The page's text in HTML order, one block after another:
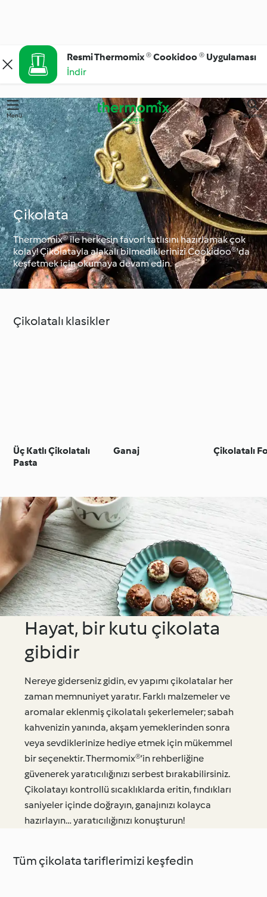
Resmi Thermomix ® Cookidoo ® Uygulaması
İndir
Menü Arama
Çikolata
Thermomix® ile herkesin favori tatlısını hazırlamak çok
kolay! Çikolatayla alakalı bilmediklerinizi Cookidoo®'da
keşfetmek için okumaya devam edin.
Çikolatalı klasikler
Üç Katlı Çikolatalı
Pasta
Ganaj Çikolatalı
Hayat, bir kutu çikolata
gibidir
Nereye giderseniz gidin, ev yapımı çikolatalar her
zaman memnuniyet yaratır. Farklı malzemeler ve
aromalar eklenmiş çikolatalı şekerlemeler; sabah
kahvenizin yanında, akşam yemeklerinden sonra
veya sevdiklerinize hediye etmek için mükemmel
bir seçenektir. Thermomix®’in rehberliğine
güvenerek yaratıcılığınızı serbest bırakabilirsiniz.
Çikolatayı kontrollü sıcaklıklarda eritin, fındıkları
saniyeler içinde doğrayın, ganajınızı kolayca
hazırlayın… yaratıcılığınızı konuşturun!
Tüm çikolata tariflerimizi keşfedin